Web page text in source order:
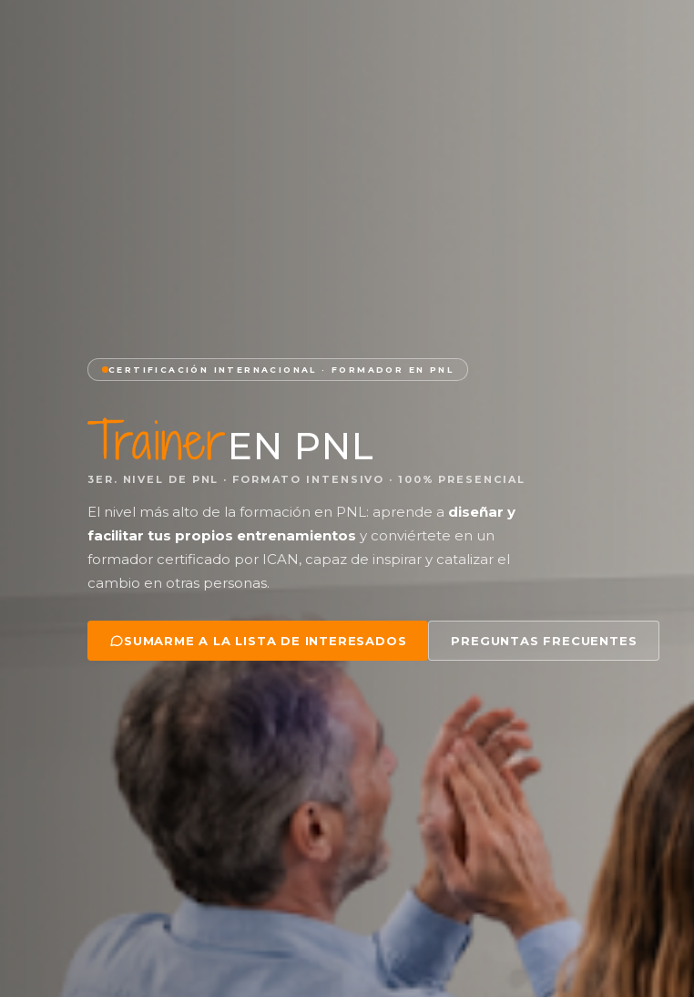
CERTIFICACIÓN INTERNACIONAL · FORMADOR EN PNL
TrainerEN PNL
3ER. NIVEL DE PNL · FORMATO INTENSIVO · 100% PRESENCIAL
El nivel más alto de la formación en PNL: aprende a diseñar y
facilitar tus propios entrenamientos y conviértete en un
formador certificado por ICAN, capaz de inspirar y catalizar el
cambio en otras personas.
SUMARME A LA LISTA DE INTERESADOS PREGUNTAS FRECUENTES